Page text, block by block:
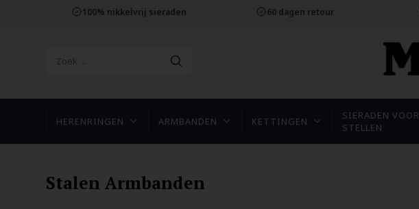
100% nikkelvrij sieraden 60 dagen retour
HERENRINGEN ARMBANDEN KETTINGEN
SIERADEN VOOR
STELLEN
Stalen Armbanden